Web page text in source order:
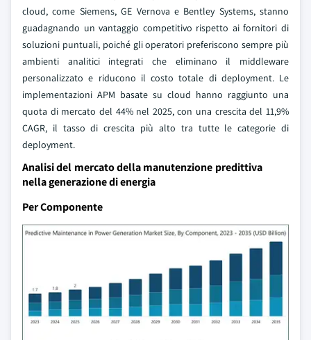
cloud, come Siemens, GE Vernova e Bentley Systems, stanno
guadagnando un vantaggio competitivo rispetto ai fornitori di
soluzioni puntuali, poiché gli operatori preferiscono sempre più
ambienti analitici integrati che eliminano il middleware
personalizzato e riducono il costo totale di deployment. Le
implementazioni APM basate su cloud hanno raggiunto una
quota di mercato del 44% nel 2025, con una crescita del 11,9%
CAGR, il tasso di crescita più alto tra tutte le categorie di
deployment.
Analisi del mercato della manutenzione predittiva
nella generazione di energia
Per Componente